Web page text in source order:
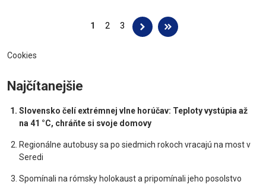
1 2 3
Cookies
Najčítanejšie
Slovensko čelí extrémnej vlne horúčav: Teploty vystúpia až
na 41 °C, chráňte si svoje domovy
Regionálne autobusy sa po siedmich rokoch vracajú na most v
Seredi
Spomínali na rómsky holokaust a pripomínali jeho posolstvo